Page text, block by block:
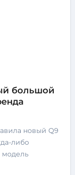
большой
либо
модель